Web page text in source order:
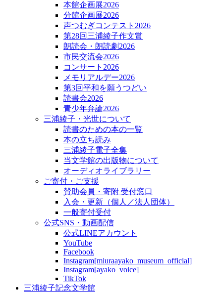
本館企画展2026
分館企画展2026
声つむぎコンテスト2026
第28回三浦綾子作文賞
朗読会・朗読劇2026
市民交流会2026
コンサート2026
メモリアルデー2026
第3回平和を願うつどい
読書会2026
青少年弁論2026
三浦綾子・光世について
読書のための本の一覧
本の立ち読み
三浦綾子電子全集
当文学館の出版物について
オーディオライブラリー
ご寄付・ご支援
賛助会員・寄附 受付窓口
入会・更新（個人／法人団体）
一般寄付受付
公式SNS・動画配信
公式LINEアカウント
YouTube
Facebook
Instagram[miuraayako_museum_official]
Instagram[ayako_voice]
TikTok
三浦綾子記念文学館